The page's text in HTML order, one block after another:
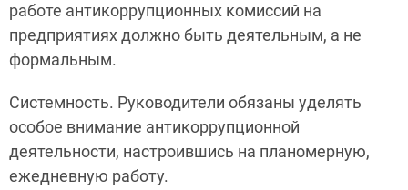
работе антикоррупционных комиссий на
предприятиях должно быть деятельным, а не
формальным.
Системность. Руководители обязаны уделять
особое внимание антикоррупционной
деятельности, настроившись на планомерную,
ежедневную работу.